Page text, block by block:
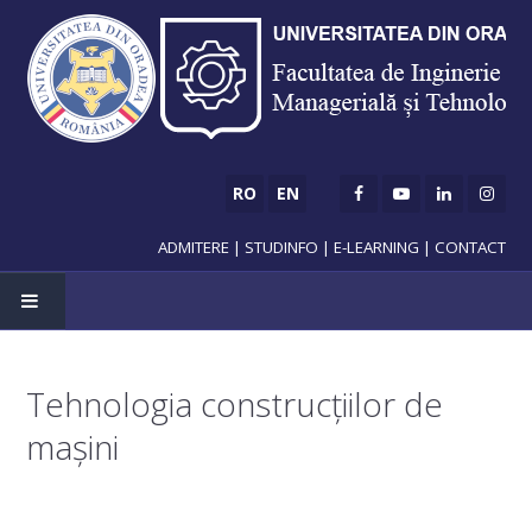
RO EN
ADMITERE | STUDINFO | E-LEARNING | CONTACT
ADMISSION
Bachelor's degree
Tehnologia construcțiilor de
mașini